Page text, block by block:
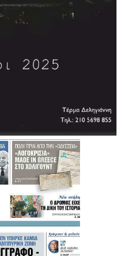
δημοπράτησης
χρονιά, με τον δήμαρχο
κολυμβητήριο.
αυτό και να
εξηγώντας ότι σήμερα
Αγίας Βαρβάρας
γειτονικών
ακόμη
της Αγίας Βαρβάρας
στα παιδιά, στους
της πόλης.